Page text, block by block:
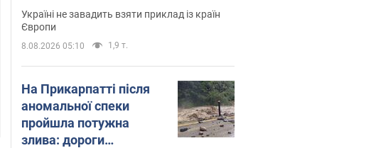
Україні не завадить взяти приклад із країн
Європи
8.08.2026 05:10 1,9 т.
На Прикарпатті після
аномальної спеки
пройшла потужна
злива: дороги